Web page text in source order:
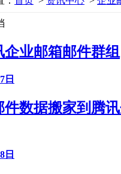
企业邮箱邮件群组
日
件数据搬家到腾
日